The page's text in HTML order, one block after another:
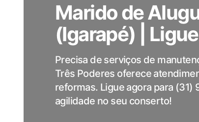
Marido de
(Igarapé) |
Precisa de serviços de
Três Poderes oferece
reformas. Ligue agora para
agilidade no seu conserto!